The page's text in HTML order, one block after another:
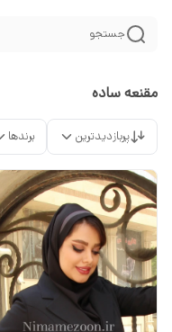
جستجو
مقنعه ساده
پربازدیدترین برندها